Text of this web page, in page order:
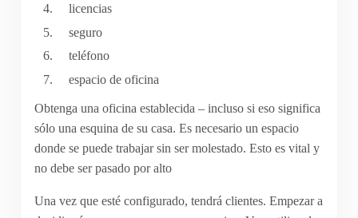
licencias
seguro
teléfono
espacio de oficina
Obtenga una oficina establecida – incluso si eso significa
sólo una esquina de su casa. Es necesario un espacio
donde se puede trabajar sin ser molestado. Esto es vital y
no debe ser pasado por alto
Una vez que esté configurado, tendrá clientes. Empezar a